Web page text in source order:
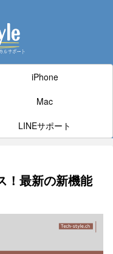
iPhone
Mac
LINEサポート
！最新の新機能